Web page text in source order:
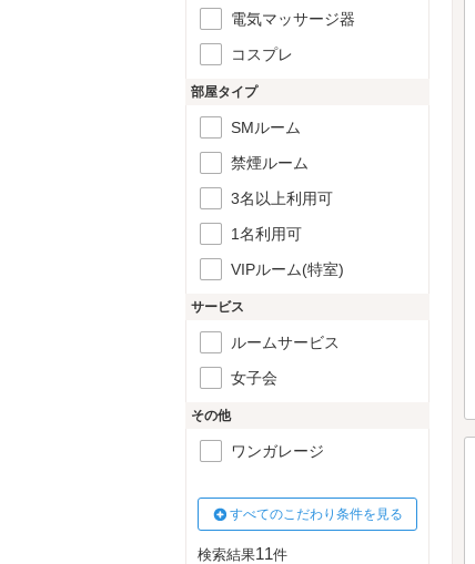
電気マッサージ器
コスプレ
部屋タイプ
SMルーム
禁煙ルーム
3名以上利用可
1名利用可
VIPルーム(特室)
サービス
ルームサービス
女子会
その他
ワンガレージ
すべてのこだわり条件を見る
検索結果11件